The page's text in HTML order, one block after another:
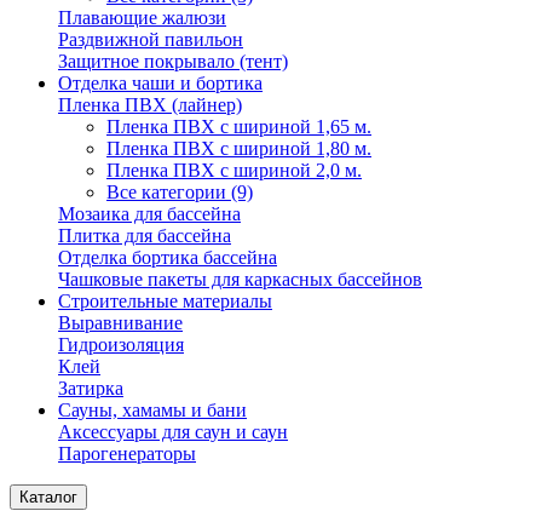
Плавающие жалюзи
Раздвижной павильон
Защитное покрывало (тент)
Отделка чаши и бортика
Пленка ПВХ (лайнер)
Пленка ПВХ с шириной 1,65 м.
Пленка ПВХ с шириной 1,80 м.
Пленка ПВХ с шириной 2,0 м.
Все категории (9)
Мозаика для бассейна
Плитка для бассейна
Отделка бортика бассейна
Чашковые пакеты для каркасных бассейнов
Строительные материалы
Выравнивание
Гидроизоляция
Клей
Затирка
Сауны, хамамы и бани
Аксессуары для саун и саун
Парогенераторы
Каталог